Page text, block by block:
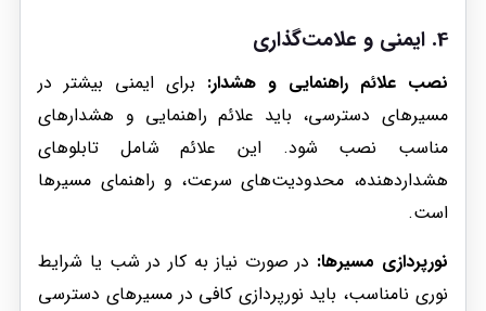
4. ایمنی و علامت‌گذاری
نصب علائم راهنمایی و هشدار: برای ایمنی بیشتر در
مسیرهای دسترسی، باید علائم راهنمایی و هشدارهای
مناسب نصب شود. این علائم شامل تابلوهای
هشداردهنده، محدودیت‌های سرعت، و راهنمای مسیرها
است.
نورپردازی مسیرها: در صورت نیاز به کار در شب یا شرایط
نوری نامناسب، باید نورپردازی کافی در مسیرهای دسترسی